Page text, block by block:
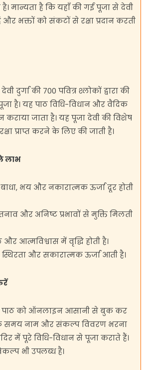
मान्यता है कि यहाँ की गई पूजा से देवी
हैं और भक्तों को संकटों से रक्षा प्रदान करती
दुर्गा की 700 पवित्र श्लोकों द्वारा की
है। यह पाठ विधि-विधान और वैदिक
कराया जाता है। यह पूजा देवी की विशेष
प्राप्त करने के लिए की जाती है।
लाभ
भय और नकारात्मक ऊर्जा दूर होती
और अनिष्ट प्रभावों से मुक्ति मिलती
आत्मविश्वास में वृद्धि होती है।
स्थिरता और सकारात्मक ऊर्जा आती है।
पाठ को ऑनलाइन आसानी से बुक कर
समय नाम और संकल्प विवरण भरना
में पूरे विधि-विधान से पूजा कराते हैं।
भी उपलब्ध है।